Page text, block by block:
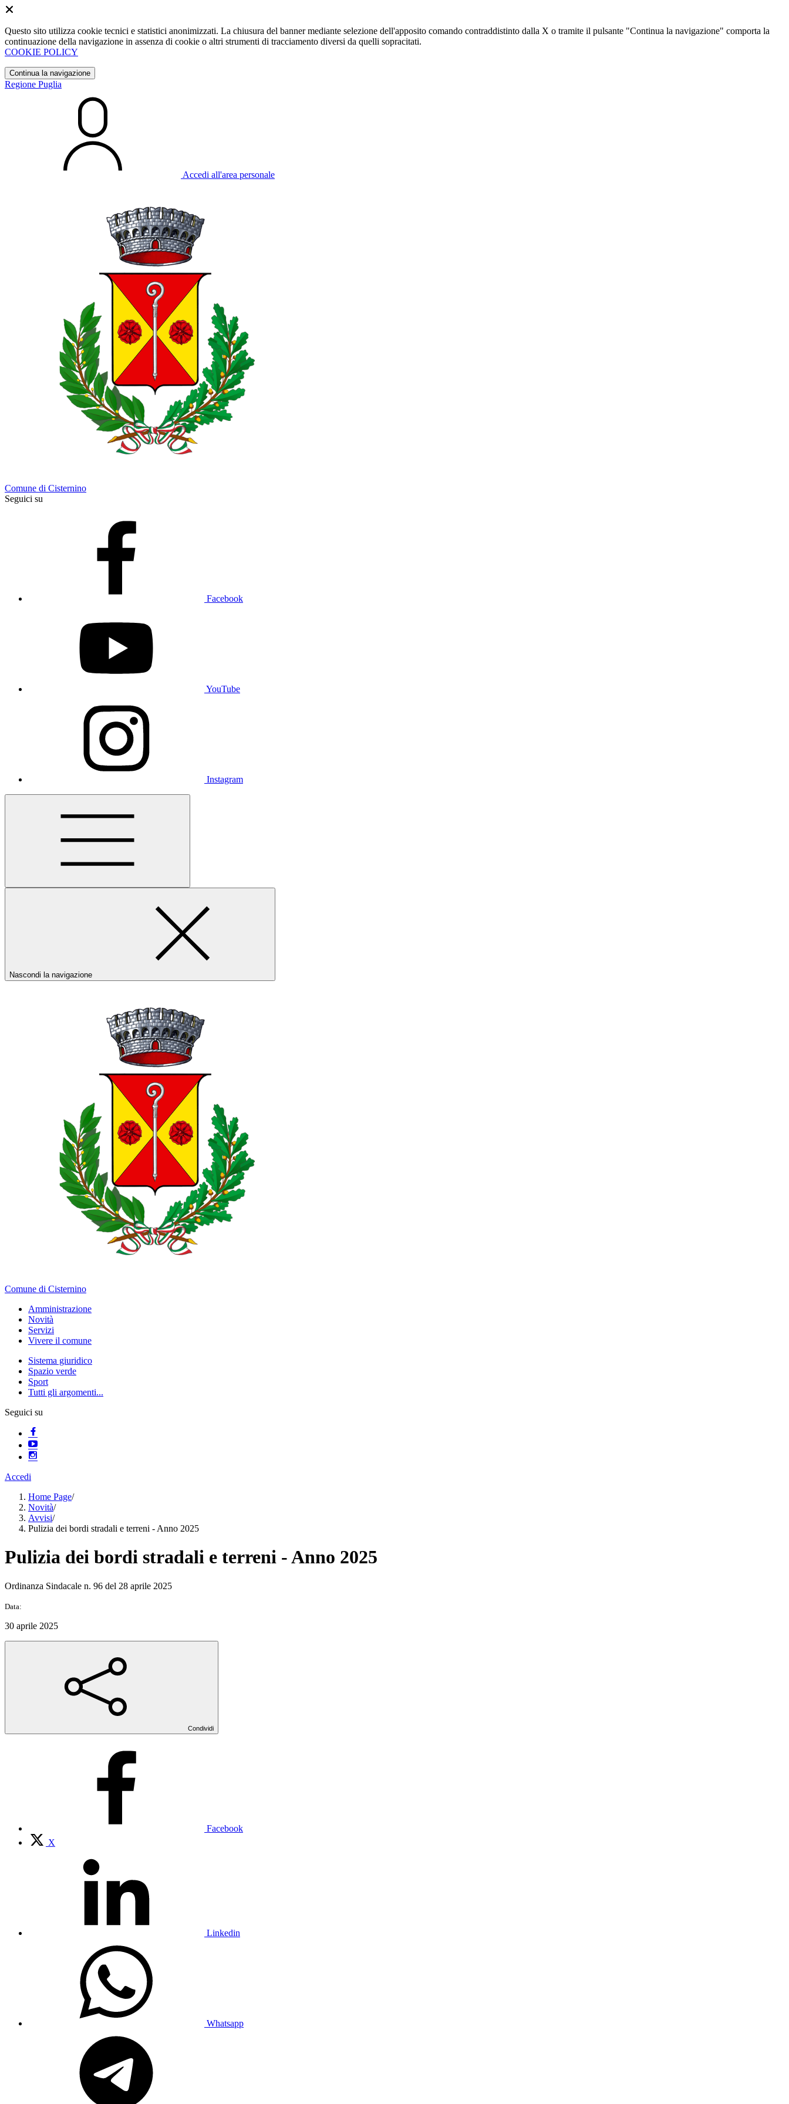
Questo sito utilizza cookie tecnici e statistici anonimizzati. La chiusura del banner mediante selezione dell'apposito comando contraddistinto dalla X o tramite il pulsante "Continua la navigazione" comporta la
continuazione della navigazione in assenza di cookie o altri strumenti di tracciamento diversi da quelli sopracitati.
COOKIE POLICY
Continua la navigazione
Regione Puglia
Accedi all'area personale
Comune di Cisternino
Seguici su
Facebook
YouTube
Instagram
Nascondi la navigazione
Comune di Cisternino
Amministrazione
Novità
Servizi
Vivere il comune
Sistema giuridico
Spazio verde
Sport
Tutti gli argomenti...
Seguici su
Accedi
Home Page/
Novità/
Avvisi/
Pulizia dei bordi stradali e terreni - Anno 2025
Pulizia dei bordi stradali e terreni - Anno 2025
Ordinanza Sindacale n. 96 del 28 aprile 2025
Data:
30 aprile 2025
Condividi
Facebook
X
Linkedin
Whatsapp